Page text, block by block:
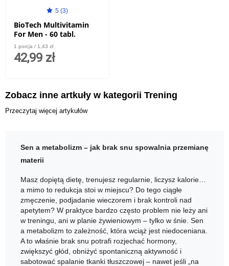
5 (3)
BioTech Multivitamin
For Men - 60 tabl.
1 porcja / 1,43 zł
42,99 zł
Zobacz inne artkuły w kategorii Trening
Przeczytaj więcej artykułów
Sen a metabolizm – jak brak snu spowalnia przemianę
materii
Masz dopiętą dietę, trenujesz regularnie, liczysz kalorie…
a mimo to redukcja stoi w miejscu? Do tego ciągłe
zmęczenie, podjadanie wieczorem i brak kontroli nad
apetytem? W praktyce bardzo często problem nie leży ani
w treningu, ani w planie żywieniowym – tylko w śnie. Sen
a metabolizm to zależność, która wciąż jest niedoceniana.
A to właśnie brak snu potrafi rozjechać hormony,
zwiększyć głód, obniżyć spontaniczną aktywność i
sabotować spalanie tkanki tłuszczowej – nawet jeśli „na